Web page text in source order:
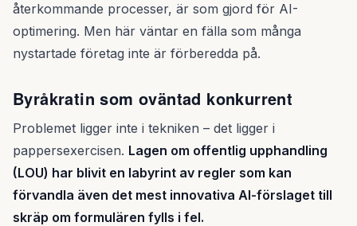
återkommande processer, är som gjord för AI-
optimering. Men här väntar en fälla som många
nystartade företag inte är förberedda på.
Byråkratin som oväntad konkurrent
Problemet ligger inte i tekniken – det ligger i
pappersexercisen. Lagen om offentlig upphandling
(LOU) har blivit en labyrint av regler som kan
förvandla även det mest innovativa AI-förslaget till
skräp om formulären fylls i fel.